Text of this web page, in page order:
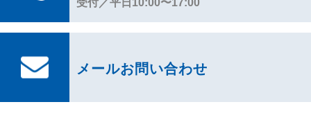
受付／平日10:00〜17:00
メールお問い合わせ